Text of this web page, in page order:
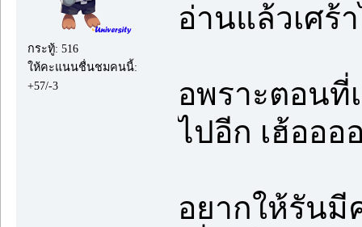
กระทู้: 516
ให้คะแนนชื่นชมคนนี้:
+57/-3
อ่านแล้วเศร้
อพราะตอนที่
ไปอีก เฮ้อออ
อยากให้รันมี